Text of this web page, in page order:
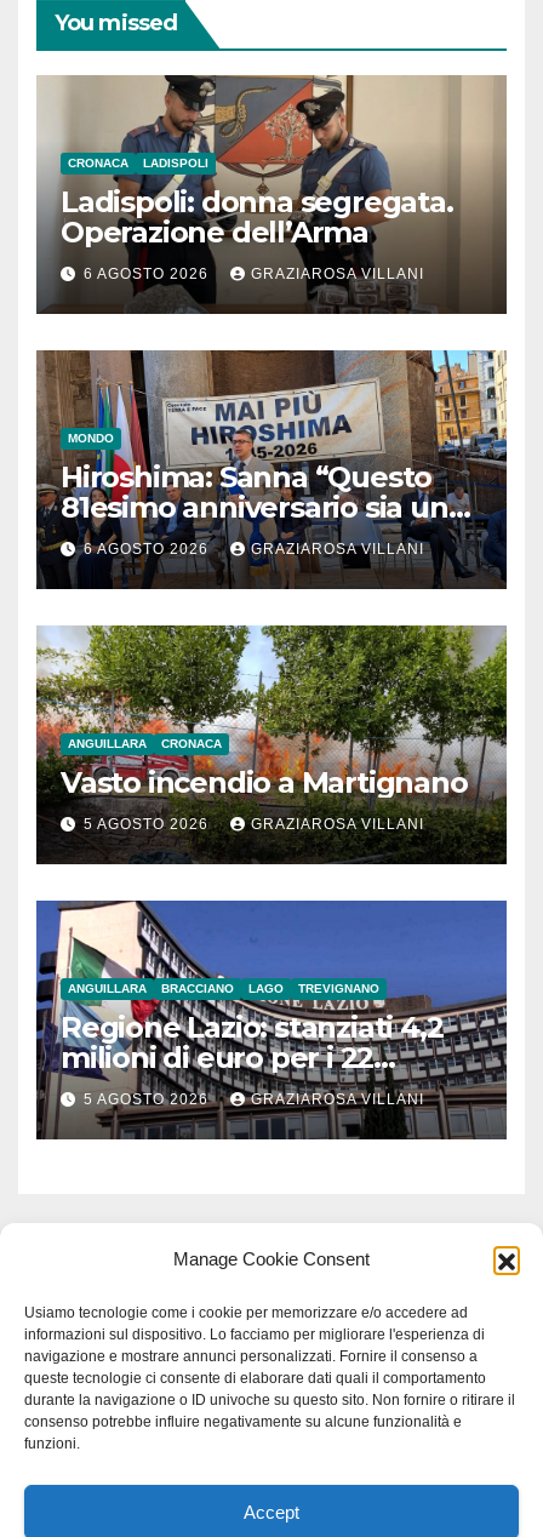
Manage Cookie Consent
Usiamo tecnologie come i cookie per memorizzare e/o accedere ad
informazioni sul dispositivo. Lo facciamo per migliorare l'esperienza di
navigazione e mostrare annunci personalizzati. Fornire il consenso a
queste tecnologie ci consente di elaborare dati quali il comportamento
durante la navigazione o ID univoche su questo sito. Non fornire o ritirare il
consenso potrebbe influire negativamente su alcune funzionalità e
funzioni.
Accept
You missed
CRONACA LADISPOLI
Ladispoli: donna segregata.
Operazione dell’Arma
6 AGOSTO 2026 GRAZIAROSA VILLANI
MONDO
Hiroshima: Sanna “Questo
81esimo anniversario sia un
monito per tutti”
6 AGOSTO 2026 GRAZIAROSA VILLANI
ANGUILLARA CRONACA
Vasto incendio a Martignano
5 AGOSTO 2026 GRAZIAROSA VILLANI
ANGUILLARA BRACCIANO LAGO TREVIGNANO
Regione Lazio: stanziati 4,2
milioni di euro per i 22
Comuni dell’Etruria
Meridionale
5 AGOSTO 2026 GRAZIAROSA VILLANI
Proudly powered by WordPress|Tema: Newspaperex di